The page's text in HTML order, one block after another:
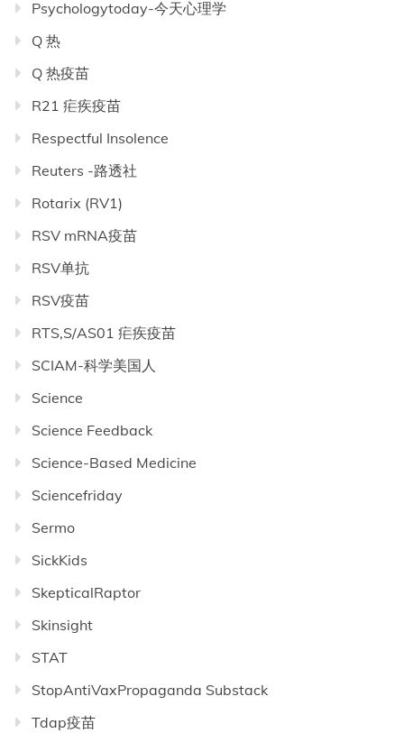
Psychologytoday-今天心理学
Q 热
Q 热疫苗
R21 疟疾疫苗
Respectful Insolence
Reuters -路透社
Rotarix (RV1)
RSV mRNA疫苗
RSV单抗
RSV疫苗
RTS,S/AS01 疟疾疫苗
SCIAM-科学美国人
Science
Science Feedback
Science-Based Medicine
Sciencefriday
Sermo
SickKids
SkepticalRaptor
Skinsight
STAT
StopAntiVaxPropaganda Substack
Tdap疫苗